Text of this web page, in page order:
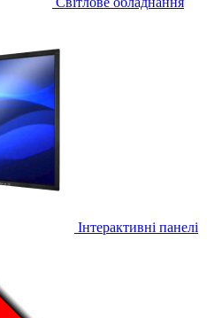
Інтерактивні панелі